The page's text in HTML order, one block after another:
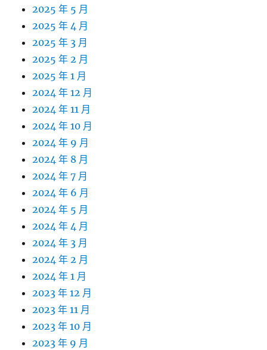
2025 年 5 月
2025 年 4 月
2025 年 3 月
2025 年 2 月
2025 年 1 月
2024 年 12 月
2024 年 11 月
2024 年 10 月
2024 年 9 月
2024 年 8 月
2024 年 7 月
2024 年 6 月
2024 年 5 月
2024 年 4 月
2024 年 3 月
2024 年 2 月
2024 年 1 月
2023 年 12 月
2023 年 11 月
2023 年 10 月
2023 年 9 月